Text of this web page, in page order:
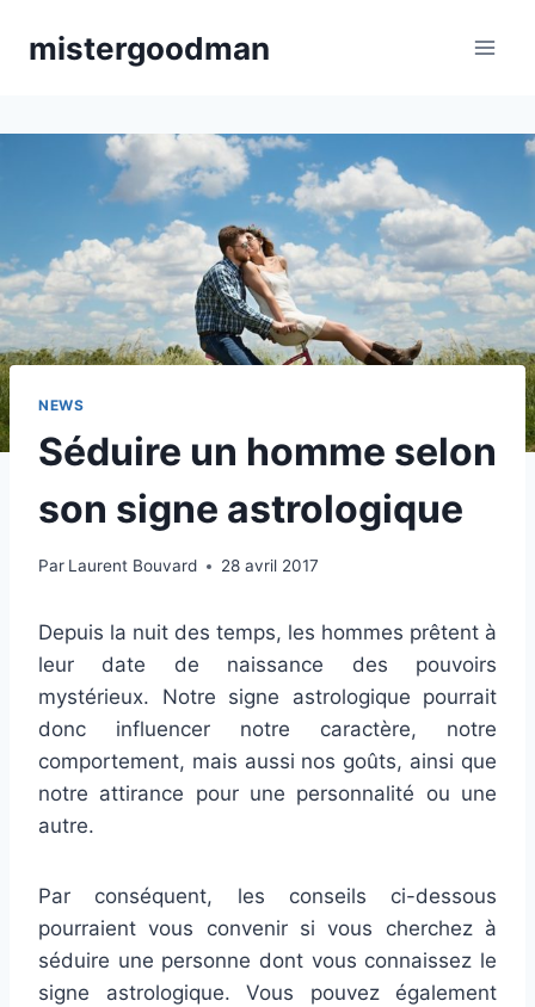
mistergoodman
NEWS
Séduire un homme selon
son signe astrologique
Par Laurent Bouvard 28 avril 2017
Depuis la nuit des temps, les hommes prêtent à
leur date de naissance des pouvoirs
mystérieux. Notre signe astrologique pourrait
donc influencer notre caractère, notre
comportement, mais aussi nos goûts, ainsi que
notre attirance pour une personnalité ou une
autre.
Par conséquent, les conseils ci-dessous
pourraient vous convenir si vous cherchez à
séduire une personne dont vous connaissez le
signe astrologique. Vous pouvez également